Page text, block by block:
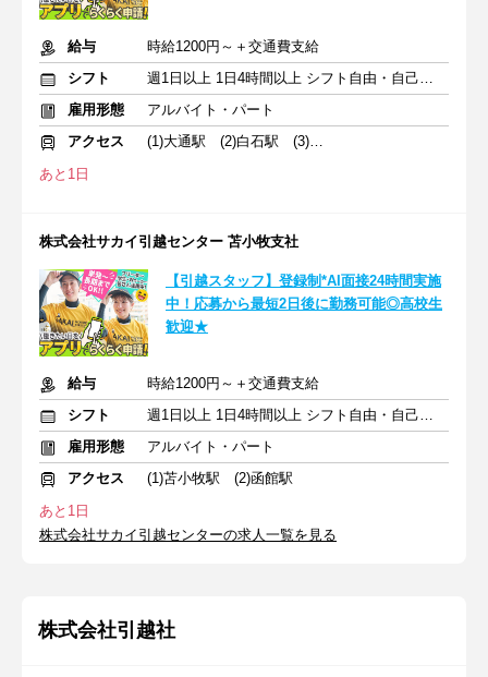
給与
時給1200円～＋交通費支給
シフト
週1日以上 1日4時間以上 シフト自由・自己申告
雇用形態
アルバイト・パート
アクセス
(1)大通駅 (2)白石駅 (3)宮の沢駅
あと1日
株式会社サカイ引越センター 苫小牧支社
【引越スタッフ】登録制*AI面接24時間実施
中！応募から最短2日後に勤務可能◎高校生
歓迎★
給与
時給1200円～＋交通費支給
シフト
週1日以上 1日4時間以上 シフト自由・自己申告
雇用形態
アルバイト・パート
アクセス
(1)苫小牧駅 (2)函館駅
あと1日
株式会社サカイ引越センターの求人一覧を見る
株式会社引越社